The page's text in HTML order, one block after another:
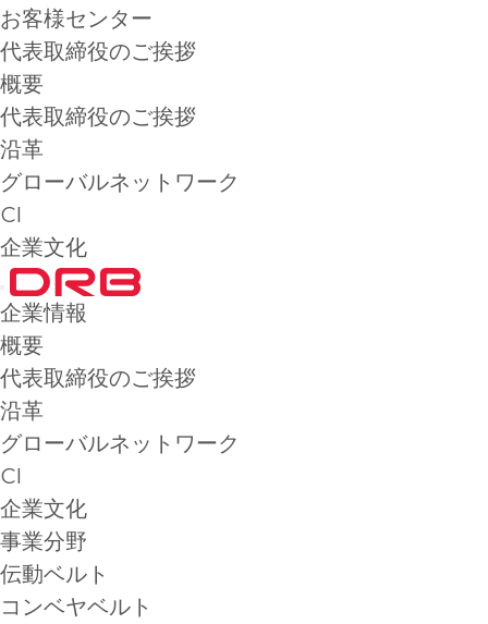
お客様センター
代表取締役のご挨拶
概要
代表取締役のご挨拶
沿革
グローバルネットワーク
CI
企業文化
企業情報
概要
代表取締役のご挨拶
沿革
グローバルネットワーク
CI
企業文化
事業分野
伝動ベルト
コンベヤベルト